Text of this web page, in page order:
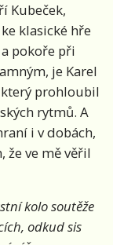
Kubeček,
klasické hře
pokoře při
je Karel
který prohloubil
rytmů. A
i v dobách,
že ve mě věřil
kolo soutěže
odkud sis